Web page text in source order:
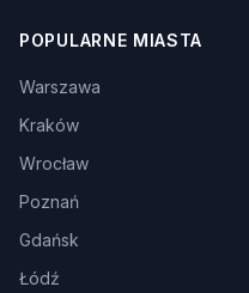
POPULARNE MIASTA
Warszawa
Kraków
Wrocław
Poznań
Gdańsk
Łódź